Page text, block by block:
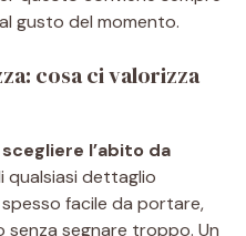
gusto del momento.
cosa ci valorizza
l’abito da
qualsiasi dettaglio
facile da portare,
segnare troppo. Un